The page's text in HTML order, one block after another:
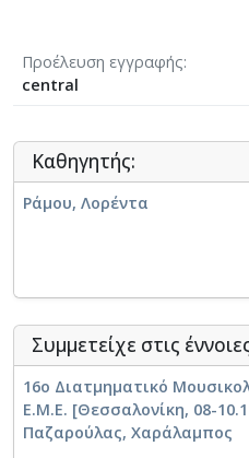
⟶
Ιστοσελίδα τμήματος
Προέλευση εγγραφής
central
Καθηγητής:
Ράμου, Λορέντα
Συμμετείχε στις
16ο Διατμηματικό
Ε.Μ.Ε. [Θεσσαλονίκη, 08-
Παζαρούλας, Χαράλαμπος